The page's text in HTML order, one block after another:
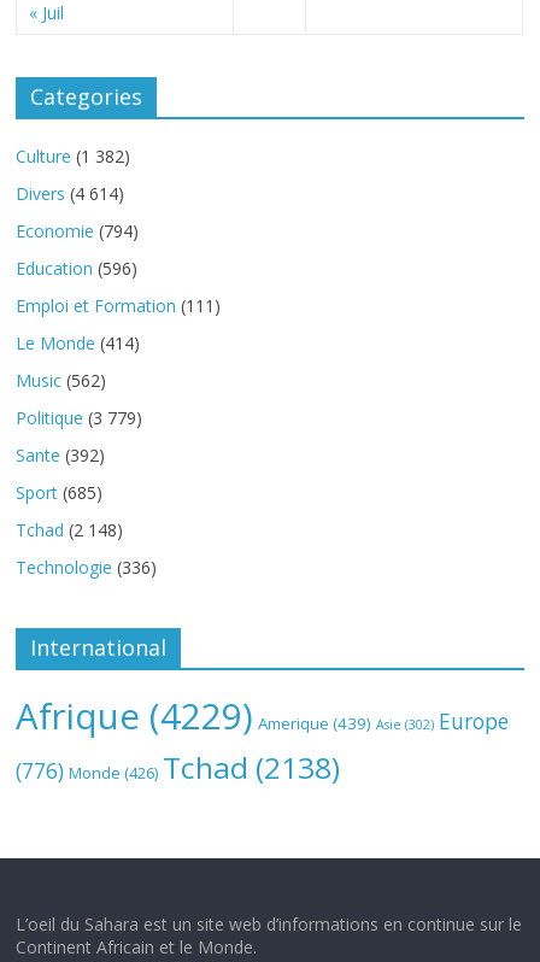
« Juil
Categories
Culture (1 382)
Divers (4 614)
Economie (794)
Education (596)
Emploi et Formation (111)
Le Monde (414)
Music (562)
Politique (3 779)
Sante (392)
Sport (685)
Tchad (2 148)
Technologie (336)
International
Afrique (4229) Amerique (439) Asie (302) Europe
(776) Monde (426) Tchad (2138)
L’oeil du Sahara est un site web d’informations en continue sur le
Continent Africain et le Monde.